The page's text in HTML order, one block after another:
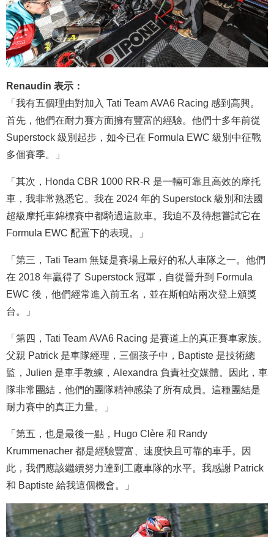
Renaudin 表示：
「我有五個理由對加入 Tati Team AVA6 Racing 感到高興。
首先，他們在耐力賽方面擁有豐富的經驗。他們十多年前從
Superstock 級別起步，如今已在 Formula EWC 級別中征戰
多個賽季。」
「其次，Honda CBR 1000 RR-R 是一輛可靠且高效的摩托
車，我非常熟悉它。我在 2024 年的 Superstock 級別和法國
超級摩托車錦標賽中都騎過這款車。我迫不及待想嘗試它在
Formula EWC 配置下的表現。」
「第三，Tati Team 無疑是賽場上最好的私人車隊之一。他們
在 2018 年贏得了 Superstock 冠軍，自從晉升到 Formula
EWC 後，他們經常進入前五名，並在斯帕站兩次登上頒獎
台。」
「第四，Tati Team AVA6 Racing 是賽道上的真正賽車家族。
父親 Patrick 是車隊經理，三個孩子中，Baptiste 是技術總
監，Julien 是車手教練，Alexandra 負責社交媒體。因此，車
隊非常團結，他們的團隊精神感染了所有成員。這種團結是
耐力賽中的真正力量。」
「第五，也是最後一點，Hugo Clère 和 Randy
Krummenacher 都是經驗豐富、速度快且可靠的車手。因
此，我們應該繼續努力達到工廠車隊的水平。我感謝 Patrick
和 Baptiste 給我這個機會。」